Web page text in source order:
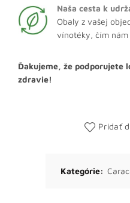
Naša cesta k
Obaly z vašej
vínotéky, čím
Ďakujeme, že podporujete
zdravie!
Pridať
Kategórie: